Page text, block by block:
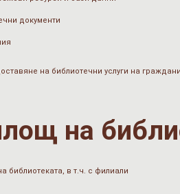
документи
на библиотечни услуги на
на
библиотеката, в т.ч. с филиали